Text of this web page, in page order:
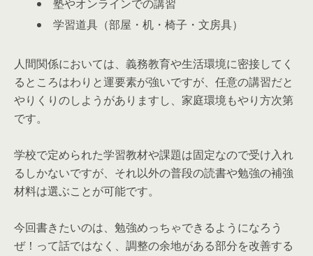
塾やオンラインでの講習
学習道具（部屋・机・椅子・文房具）
人間関係においては、義務教育や生活環境に密接してく
るところはわりと運要素が強いですが、任意の講習だと
やりくりのしようがありますし、家庭環境もやり方次第
です。
学校で定められた学習教材や課題は固定なので受け入れ
るしかないですが、それ以外の普段の読書や勉強の補強
材料は選ぶことが可能です。
今回書きたいのは、勉強めっちゃできるようになろう
ぜ！って話ではなく、調整の余地がある部分を改善する